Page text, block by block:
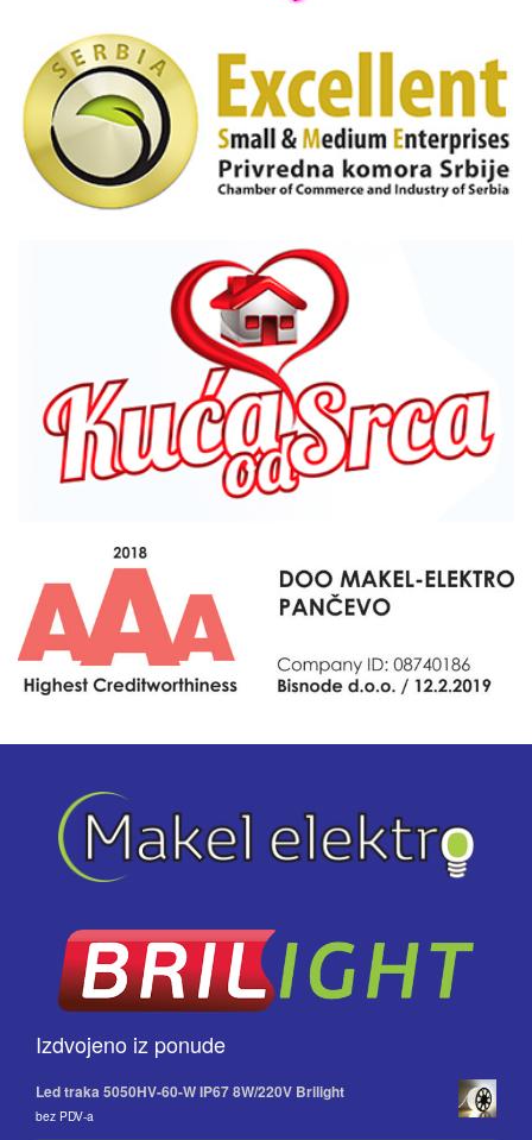
Izdvojeno iz ponude
Led traka 5050HV-60-W IP67 8W/220V Brilight
bez PDV-a